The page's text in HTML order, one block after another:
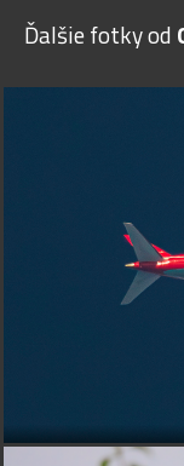
Ďalšie fotky od